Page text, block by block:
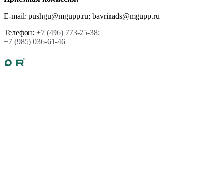
E-mail: pushgu@mgupp.ru; bavrinads@mgupp.ru
Телефон: +7 (496) 773-25-38;
+7 (985) 036-61-46